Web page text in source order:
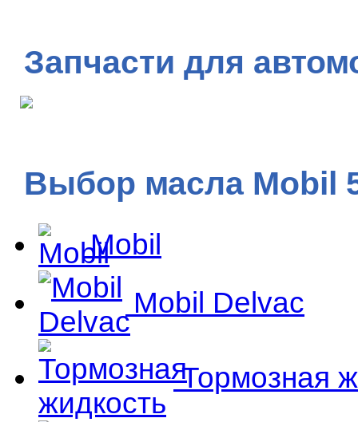
Запчасти для
Выбор масла Mobil
Mobil
Mobil Delvac
Тормозная